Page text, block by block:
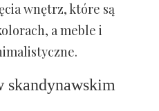
wnętrz, które są
a meble i
skandynawskim